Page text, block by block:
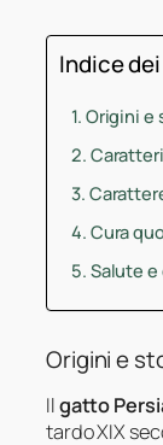
Indice
Origini e
Cura
Salute
Origini e
Ilgatto
tardo XIX